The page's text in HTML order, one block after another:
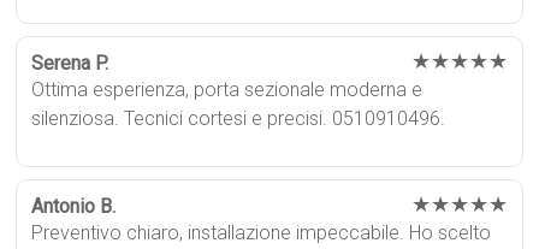
Serena P. ★★★★★
Ottima esperienza, porta sezionale moderna e
silenziosa. Tecnici cortesi e precisi. 0510910496.
Antonio B. ★★★★★
Preventivo chiaro, installazione impeccabile. Ho scelto